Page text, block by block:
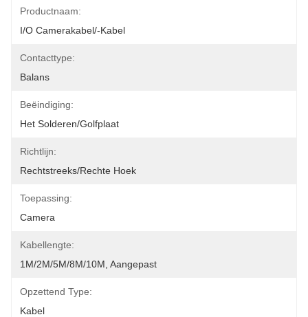
Productnaam:
I/O Camerakabel/-Kabel
Contacttype:
Balans
Beëindiging:
Het Solderen/Golfplaat
Richtlijn:
Rechtstreeks/Rechte Hoek
Toepassing:
Camera
Kabellengte:
1M/2M/5M/8M/10M, Aangepast
Opzettend Type:
Kabel